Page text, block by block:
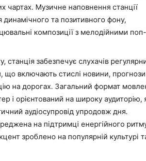
чартах. Музичне наповнення станції
та позитивного фону,
композиції з мелодійними поп-
станція забезпечує слухачів
що включають стислі новини, прогнози
на дорогах. Загальний формат
і орієнтований на широку аудиторію,
аудіосупровід упродовж дня.
на підтримці енергійного
зроблено на популярній культурі